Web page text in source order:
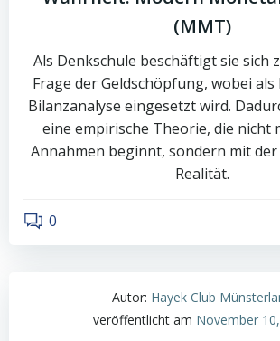
(MMT)
Als Denkschule beschäftigt sie sich
Frage der Geldschöpfung, wobei
Bilanzanalyse eingesetzt wird.
eine empirische Theorie, die nicht
Annahmen beginnt, sondern mit
Realität.
0
Autor: Hayek Club
veröffentlicht am November